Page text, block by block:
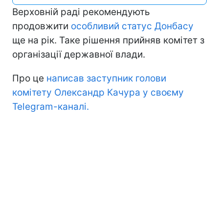
Верховній раді рекомендують
продовжити особливий статус Донбасу
ще на рік. Таке рішення прийняв комітет з
організації державної влади.
Про це написав заступник голови
комітету Олександр Качура у своєму
Telegram-каналі.